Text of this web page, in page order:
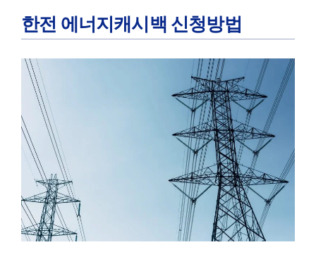
한전 에너지캐시백 신청방법